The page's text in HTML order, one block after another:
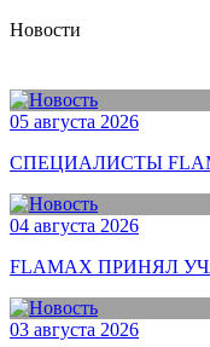
Новости
05 августа 2026
СПЕЦИАЛИСТЫ
04 августа 2026
FLAMAX ПРИНЯЛ
03 августа 2026